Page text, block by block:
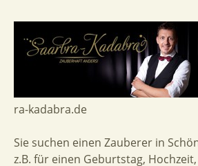
ra-kadabra.de
Sie suchen einen Zauberer in
z.B. für einen Geburtstag,